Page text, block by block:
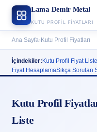
Lama Demir Metal
KUTU PROFIL FIYATLARI
Ana Sayfa› Kutu Profil Fiyatları
İçindekiler: Kutu Profil Fiyat
Fiyat HesaplamaSıkça Sorulan
Kutu Profil
Liste